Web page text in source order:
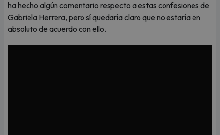
ha hecho algún comentario respecto a estas confesiones de
Gabriela Herrera, pero sí quedaría claro que no estaría en
absoluto de acuerdo con ello.